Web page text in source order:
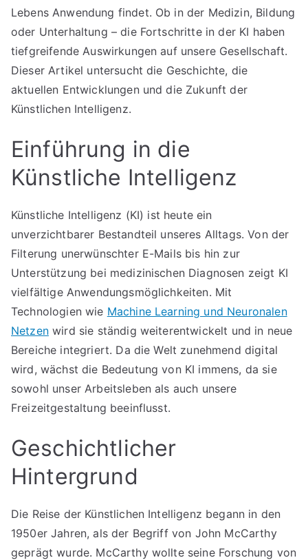
Lebens Anwendung findet. Ob in der Medizin, Bildung
oder Unterhaltung – die Fortschritte in der KI haben
tiefgreifende Auswirkungen auf unsere Gesellschaft.
Dieser Artikel untersucht die Geschichte, die
aktuellen Entwicklungen und die Zukunft der
Künstlichen Intelligenz.
Einführung in die
Künstliche Intelligenz
Künstliche Intelligenz (KI) ist heute ein
unverzichtbarer Bestandteil unseres Alltags. Von der
Filterung unerwünschter E-Mails bis hin zur
Unterstützung bei medizinischen Diagnosen zeigt KI
vielfältige Anwendungsmöglichkeiten. Mit
Technologien wie Machine Learning und Neuronalen
Netzenwird sie ständig weiterentwickelt und in neue
Bereiche integriert. Da die Welt zunehmend digital
wird, wächst die Bedeutung von KI immens, da sie
sowohl unser Arbeitsleben als auch unsere
Freizeitgestaltung beeinflusst.
Geschichtlicher
Hintergrund
Die Reise der Künstlichen Intelligenz begann in den
1950er Jahren, als der Begriff von John McCarthy
geprägt wurde. McCarthy wollte seine Forschung von